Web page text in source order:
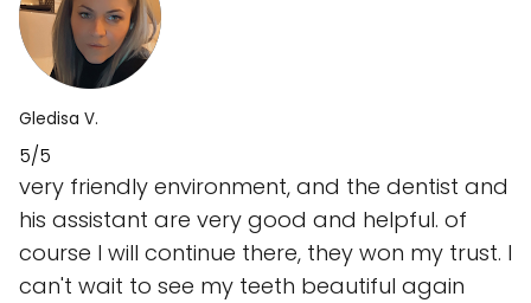
Gledisa V.
5/5
very friendly environment, and the dentist and
his assistant are very good and helpful. of
course I will continue there, they won my trust. I
can't wait to see my teeth beautiful again